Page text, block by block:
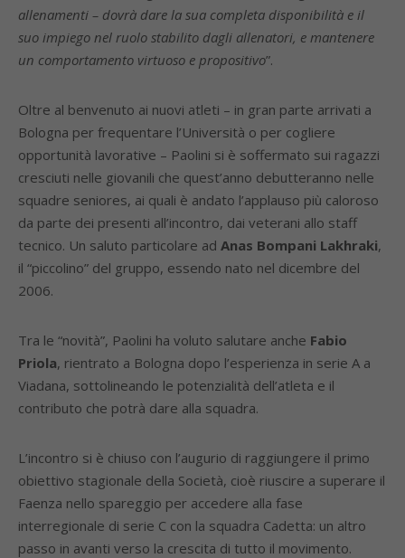
allenamenti – dovrà dare la sua completa disponibilità e il
suo impiego nel ruolo stabilito dagli allenatori, e mantenere
un comportamento virtuoso e propositivo”.
Oltre al benvenuto ai nuovi atleti – in gran parte arrivati a
Bologna per frequentare l’Università o per cogliere
opportunità lavorative – Paolini si è soffermato sui ragazzi
cresciuti nelle giovanili che quest’anno debutteranno nelle
squadre seniores, ai quali è andato l’applauso più caloroso
da parte dei presenti all’incontro, dai veterani allo staff
tecnico. Un saluto particolare ad Anas Bompani Lakhraki,
il “piccolino” del gruppo, essendo nato nel dicembre del
2006.
Tra le “novità”, Paolini ha voluto salutare anche Fabio
Priola, rientrato a Bologna dopo l’esperienza in serie A a
Viadana, sottolineando le potenzialità dell’atleta e il
contributo che potrà dare alla squadra.
L’incontro si è chiuso con l’augurio di raggiungere il primo
obiettivo stagionale della Società, cioè riuscire a superare il
Faenza nello spareggio per accedere alla fase
interregionale di serie C con la squadra Cadetta: un altro
passo in avanti verso la crescita di tutto il movimento.